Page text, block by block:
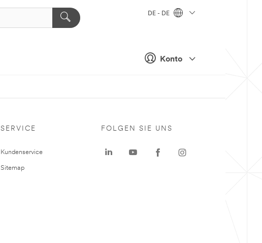
Konto
DE - DE
SERVICE
Kundenservice
Sitemap
FOLGEN SIE UNS